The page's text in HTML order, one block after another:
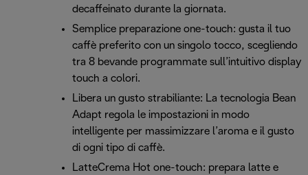
decaffeinato durante la giornata.
Semplice preparazione one-touch: gusta il tuo
caffè preferito con un singolo tocco, scegliendo
tra 8 bevande programmate sull’intuitivo display
touch a colori.
Libera un gusto strabiliante: La tecnologia Bean
Adapt regola le impostazioni in modo
intelligente per massimizzare l’aroma e il gusto
di ogni tipo di caffè.
LatteCrema Hot one-touch: prepara latte e